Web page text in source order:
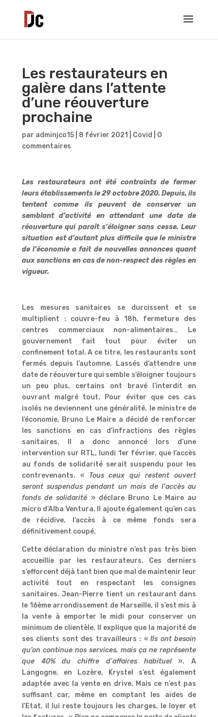
Les restaurateurs en
galère dans l’attente
d’une réouverture
prochaine
par adminjco15| 8 février 2021 Covid
0
commentaires
Les restaurateurs ont été contraints de fermer
leurs établissements le 29 octobre 2020. Depuis, ils
tentent comme ils peuvent de conserver un
semblant d’activité en attendant une date de
réouverture qui paraît s’éloigner sans cesse. Leur
situation est d’autant plus difficile que le ministre
de l’économie a fait de nouvelles annonces quant
aux sanctions en cas de non-respect des règles en
vigueur.
Les mesures sanitaires se durcissent et se
multiplient : couvre-feu à 18h, fermeture des
centres commerciaux non-alimentaires… Le
gouvernement fait tout pour éviter un
confinement total. A ce titre, les restaurants sont
fermés depuis l’automne. Lassés d’attendre une
date de réouverture qui semble s’éloigner toujours
un peu plus, certains ont bravé l’interdit en
ouvrant malgré tout. Pour éviter que ces cas
isolés ne deviennent une généralité, le ministre de
l’économie, Bruno Le Maire a décidé de renforcer
les sanctions en cas d’infractions des règles
sanitaires. Il a donc annoncé lors d’une
intervention sur RTL, lundi 1er février, que l’accès
au fonds de solidarité serait suspendu pour les
contrevenants. « Tous ceux qui restent ouvert
seront suspendus pendant un mois de l’accès au
fonds de solidarité » déclare Bruno Le Maire au
micro d’Alba Ventura. Il ajoute également qu’en cas
de récidive, l’accès à ce même fonds sera
définitivement coupé.
Cette déclaration du ministre n’est pas très bien
accueillie par les restaurateurs. Ces derniers
s’efforcent déjà tant bien que mal de maintenir leur
activité tout en respectant les consignes
sanitaires. Jean-Pierre tient un restaurant dans
le 16ème arrondissement de Marseille, il s’est mis à
la vente à emporter le midi pour conserver un
minimum de clientèle. Il explique que la majorité de
ses clients sont des travailleurs : «Ils ont besoin
qu’on continue nos services, mais ça ne représente
que 40% du chiffre d’affaires habituel ». A
Langogne, en Lozère, Krystel s’est également
adaptée avec la vente en drive. Mais ce n’est pas
suffisant car, même en comptant les aides de
l’Etat, il lui reste toujours les charges, le loyer et